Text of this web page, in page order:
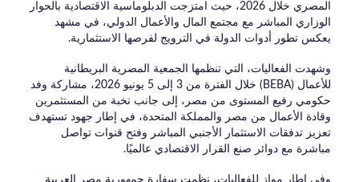
المصري خلال 2026، حيث امتزجت الدبلوماسية الاقتصادية بالحوار
الوزاري المباشر مع مجتمع المال والأعمال الدولي، في مشهد
يعكس تطور أدوات الدولة في الترويج لفرصها الاستثمارية.
وشهدت الفعاليات، التي تنظمها الجمعية المصرية البريطانية
للأعمال (BEBA) خلال الفترة من 3 إلى 5 يونيو 2026، مشاركة وفد
حكومي رفيع المستوى من مصر، إلى جانب نخبة من المستثمرين
وقادة الأعمال من مصر والمملكة المتحدة، في إطار جهود تستهدف
تعزيز تدفقات الاستثمار الأجنبي المباشر وفتح قنوات تواصل
مباشرة مع دوائر صنع القرار الاقتصادي عالميًا.